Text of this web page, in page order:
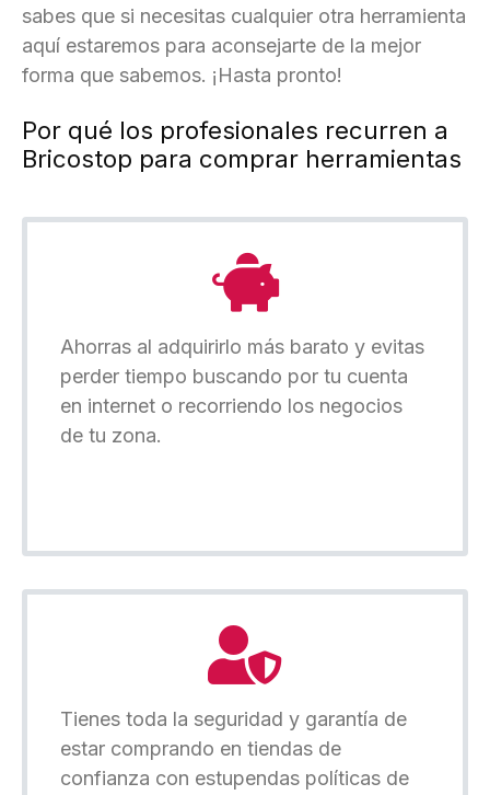
sabes que si necesitas cualquier otra herramienta
aquí estaremos para aconsejarte de la mejor
forma que sabemos. ¡Hasta pronto!
Por qué los profesionales recurren a
Bricostop para comprar herramientas
Ahorras al adquirirlo más barato y evitas
perder tiempo buscando por tu cuenta
en internet o recorriendo los negocios
de tu zona.
Tienes toda la seguridad y garantía de
estar comprando en tiendas de
confianza con estupendas políticas de